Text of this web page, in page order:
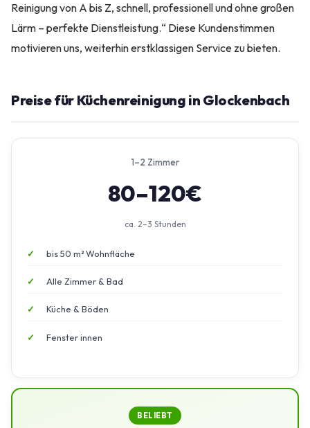
Reinigung von A bis Z, schnell, professionell und ohne großen
Lärm – perfekte Dienstleistung.“ Diese Kundenstimmen
motivieren uns, weiterhin erstklassigen Service zu bieten.
Preise für Küchenreinigung in Glockenbach
1–2 Zimmer
80–120€
ca. 2–3 Stunden
bis 50 m² Wohnfläche
Alle Zimmer & Bad
Küche & Böden
Fenster innen
BELIEBT